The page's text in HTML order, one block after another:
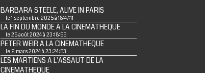
BARBARA STEELE, ALIVE IN PARIS
le 1 septembre 2025 à 18:47:11
LA FIN DU MONDE A LA CINEMATHEQUE
le 25 août 2024 à 23:18:55
PETER WEIR A LA CINEMATHEQUE
le 9 mars 2024 à 23:24:53
LES MARTIENS A L'ASSAUT DE LA
CINEMATHEQUE